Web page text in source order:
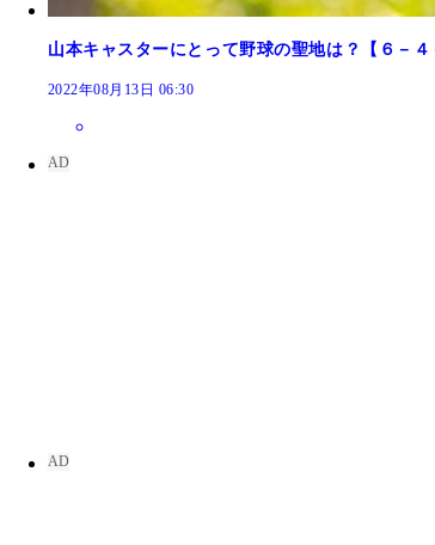
山本キャスターにとって野球の聖地は？【６－
2022年08月13日 06:30